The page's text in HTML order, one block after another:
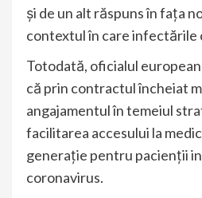
și de un alt răspuns în fața
contextul în care infectările
Totodată, oficialul
că prin contractul încheiat
angajamentul în temeiul
facilitarea accesului la
generaţie pentru pacienţii
coronavirus.